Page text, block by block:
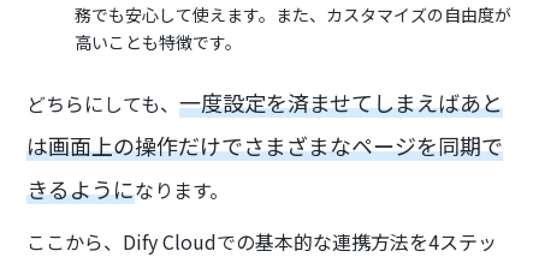
務でも安心して使えます。また、カスタマイズの自由度が
高いことも特徴です。
どちらにしても、一度設定を済ませてしまえばあと
は画面上の操作だけでさまざまなページを同期で
きるようになります。
ここから、Dify Cloudでの基本的な連携方法を4ステッ